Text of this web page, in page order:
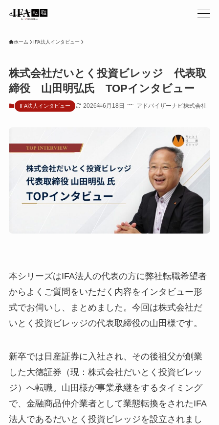
ホーム IFA法人インタビュー
株式会社だいとく投資ビレッジ 代表取
締役 山田明弘氏 TOPインタビュー
IFA法人インタビュー 2026年6月18日 アドバイザーナビ株式会社
本シリーズはIFA法人の代表の方に弊社転職希望者
からよくご質問をいただく内容をインタビュー形
式でお伺いし、まとめました。今回は株式会社だ
いとく投資ビレッジの代表取締役の山田様です。
新卒では日産証券に入社され、その後祖父が創業
した大徳証券（現：株式会社だいとく投資ビレッ
ジ）へ転職。山田様が事業承継をするタイミング
で、金融商品仲介業者として業態転換をされたIFA
法人であるだいとく投資ビレッジを設立されまし